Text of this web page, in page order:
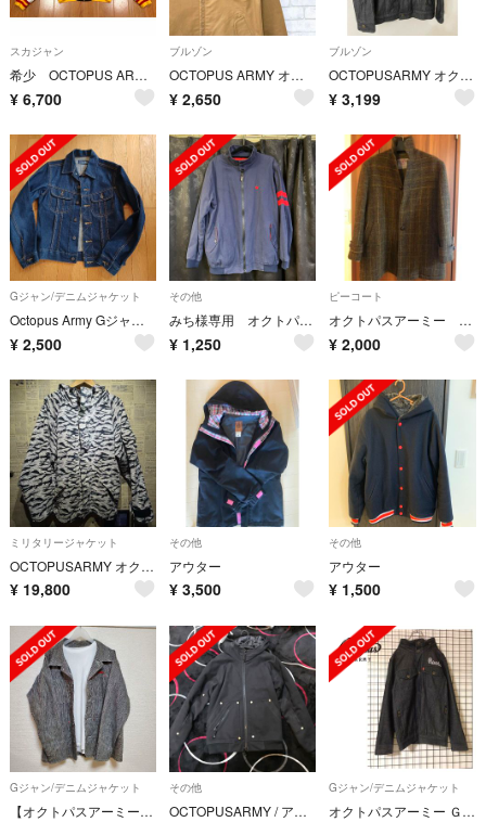
スカジャン
希少 OCTOPUS ARMY 豪華刺繍 オクトパスアーミー 渋カジ スカジャン
¥ 6,700
ブルゾン
OCTOPUS ARMY オクトパスアーミー ワークジャケット マリア 刺繍
¥ 2,650
ブルゾン
OCTOPUSARMY オクトパスアーミー アウター ブルゾン Ｌ
¥ 3,199
Gジャン/デニムジャケット
Octopus Army Gジャンデニムジャケット
¥ 2,500
その他
みち様専用 オクトパスアーミー ジャケット
¥ 1,250
ピーコート
オクトパスアーミー ハリスツイードコート 売り切り！4日まで
¥ 2,000
ミリタリージャケット
OCTOPUSARMY オクトパスアーミー ミリタリー ジャケット size S
¥ 19,800
その他
アウター
¥ 3,500
その他
アウター
¥ 1,500
Gジャン/デニムジャケット
【オクトパスアーミー】 薄手のデニムジャケット
その他
OCTOPUSARMY / アウター
Gジャン/デニムジャケット
オクトパスアーミー Ｇジャン デニムジャケット フード付